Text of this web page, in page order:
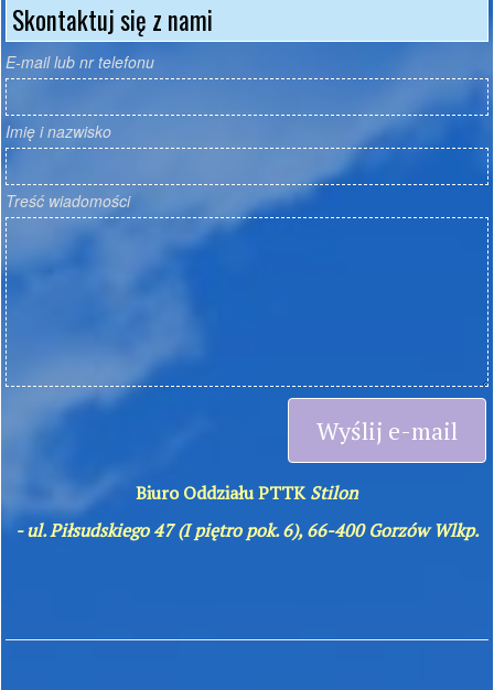
Skontaktuj się z nami
E-mail lub nr telefonu
Imię i nazwisko
Treść wiadomości
Wyślij e-mail
Biuro Oddziału PTTKStilon
- ul. Piłsudskiego 47 (I piętro pok. 6), 66-400 Gorzów Wlkp.